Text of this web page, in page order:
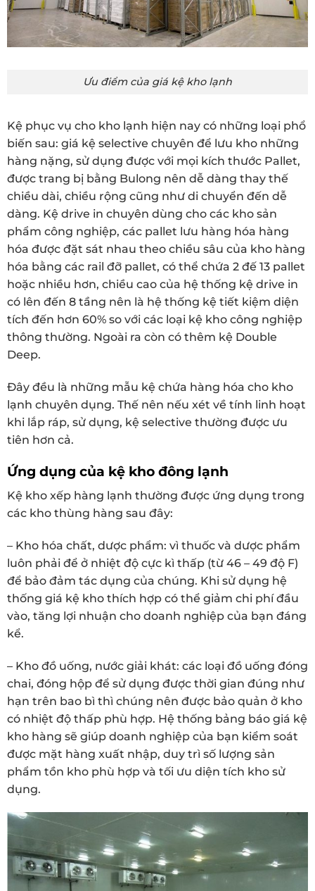
Ưu điểm của giá kệ kho lạnh
Kệ phục vụ cho kho lạnh hiện nay có những loại phổ
biến sau: giá kệ selective chuyên để lưu kho những
hàng nặng, sử dụng được với mọi kích thước Pallet,
được trang bị bằng Bulong nên dễ dàng thay thế
chiều dài, chiều rộng cũng như di chuyển đến dễ
dàng. Kệ drive in chuyên dùng cho các kho sản
phẩm công nghiệp, các pallet lưu hàng hóa hàng
hóa được đặt sát nhau theo chiều sâu của kho hàng
hóa bằng các rail đỡ pallet, có thể chứa 2 đế 13 pallet
hoặc nhiều hơn, chiều cao của hệ thống kệ drive in
có lên đến 8 tầng nên là hệ thống kệ tiết kiệm diện
tích đến hơn 60% so với các loại kệ kho công nghiệp
thông thường. Ngoài ra còn có thêm kệ Double
Deep.
Đây đều là những mẫu kệ chứa hàng hóa cho kho
lạnh chuyên dụng. Thế nên nếu xét về tính linh hoạt
khi lắp ráp, sử dụng, kệ selective thường được ưu
tiên hơn cả.
Ứng dụng của kệ kho đông lạnh
Kệ kho xếp hàng lạnh thường được ứng dụng trong
các kho thùng hàng sau đây:
– Kho hóa chất, dược phẩm: vì thuốc và dược phẩm
luôn phải để ở nhiệt độ cực kì thấp (từ 46 – 49 độ F)
để bảo đảm tác dụng của chúng. Khi sử dụng hệ
thống giá kệ kho thích hợp có thể giảm chi phí đầu
vào, tăng lợi nhuận cho doanh nghiệp của bạn đáng
kể.
– Kho đồ uống, nước giải khát: các loại đồ uống đóng
chai, đóng hộp để sử dụng được thời gian đúng như
hạn trên bao bì thì chúng nên được bảo quản ở kho
có nhiệt độ thấp phù hợp. Hệ thống bảng báo giá kệ
kho hàng sẽ giúp doanh nghiệp của bạn kiểm soát
được mặt hàng xuất nhập, duy trì số lượng sản
phẩm tồn kho phù hợp và tối ưu diện tích kho sử
dụng.